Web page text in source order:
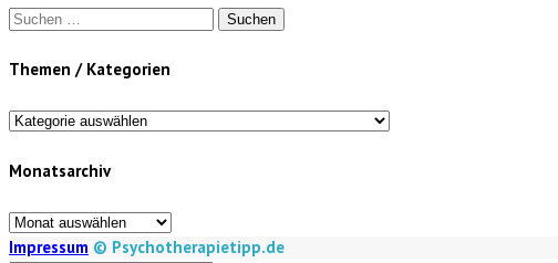
Suchen
Themen / Kategorien
Themen
Kategorien
Monatsarchiv
Monatsarchiv
Impressum © Psychotherapietipp.de